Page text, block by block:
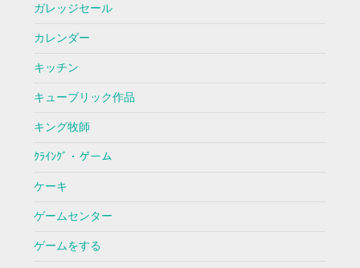
ガレッジセール
カレンダー
キッチン
キューブリック作品
キング牧師
ｸﾗｲﾝｸﾞ・ゲーム
ケーキ
ゲームセンター
ゲームをする